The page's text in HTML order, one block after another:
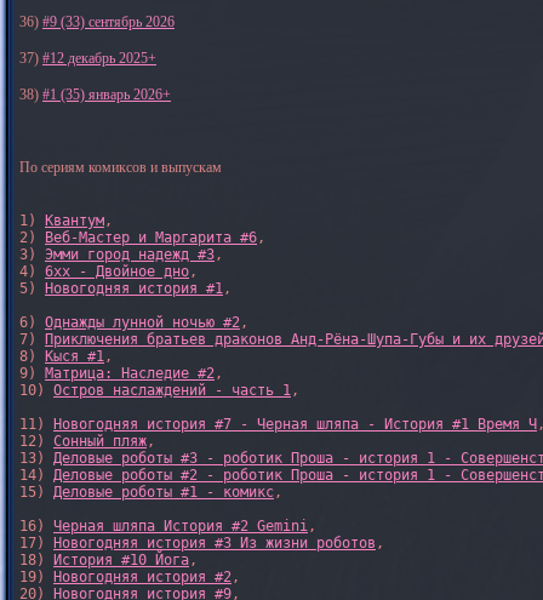
36) #9 (33) сентябрь 2026
37) #12 декабрь 2025+
38) #1 (35) январь 2026+
По сериям комиксов и выпускам
1) Квантум,
2)
Веб-Мастер и Маргарита #6,
3) Эмми город надежд #3,
4) 6xx - Двойное дно,
5)
Новогодняя история #1,
6) Однажды лунной ночью #2,
7)
Приключения братьев драконов Анд-Рёна-Шупа-Губы и их
8)
Кыся #1,
9) Матрица: Наследие #2,
10) Остров наслаждений - часть 1,
11)
Новогодняя история #7 - Черная шляпа - История #1 Время Ч
12) Сонный пляж,
13) Деловые роботы #3 - роботик Проша - история 1 -
14) Деловые роботы #2 - роботик Проша - история 1 -
15) Деловые роботы #1 - комикс,
16) Черная шляпа История #2 Gemini,
17)
Новогодняя история #3 Из жизни роботов ,
18)
История #10 Йога,
19)
Новогодняя история #2,
20)
Новогодняя история #9,